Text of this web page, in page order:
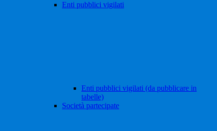
Enti pubblici vigilati
Enti pubblici vigilati (da pubblicare in
tabelle)
Società partecipate